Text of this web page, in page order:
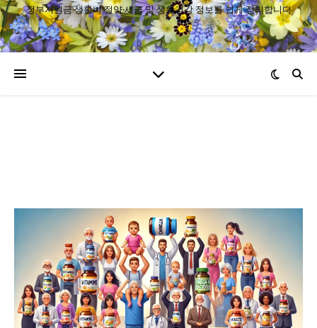
정부지원금·생활비 절약·세금 및 생활건강 정보를 쉽게 정리합니다